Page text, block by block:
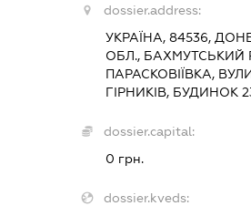
dossier.address:
УКРАЇНА, 84536,
ОБЛ., БАХМУТСЬКИЙ
ПАРАСКОВІЇВКА,
ГІРНИКІВ, БУДИНОК
dossier.capital:
0 грн.
dossier.kveds: